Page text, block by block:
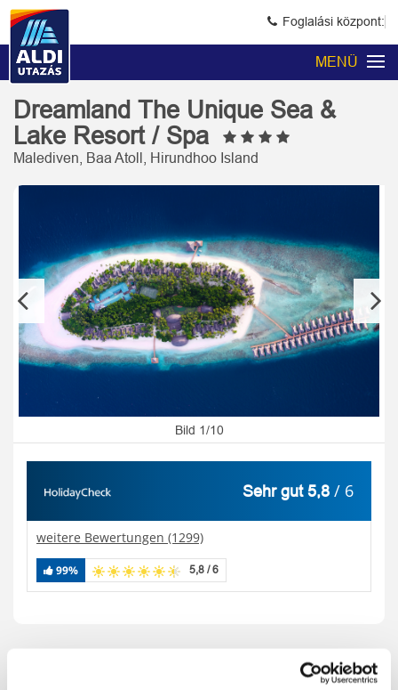
Foglalási központ:
MENÜ
Dreamland The Unique Sea &
Lake Resort / Spa
Malediven, Baa Atoll, Hirundhoo Island
Previous
Bild 1/10
Next
Sehr gut 5,8 / 6
weitere Bewertungen (1299)
99% 5,8 / 6
drucken